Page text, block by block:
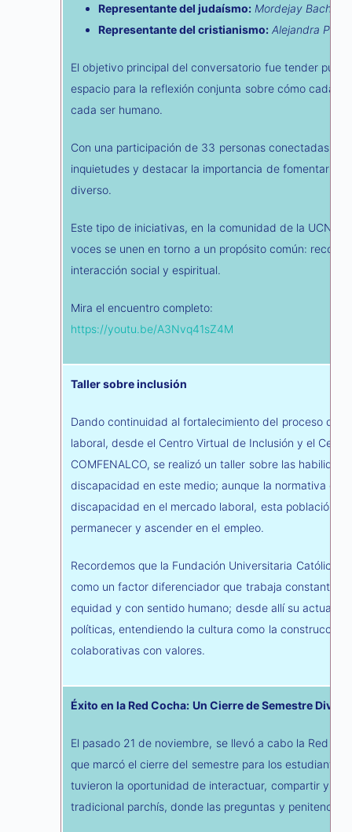
Representante del judaísmo: Mordejay Bach
Representante del cristianismo: Alejandra
El objetivo principal del conversatorio fue tender
espacio para la reflexión conjunta sobre cómo cada
cada ser humano.
Con una participación de 33 personas conectadas,
inquietudes y destacar la importancia de fomentar la
diverso.
Este tipo de iniciativas, en la comunidad de la UCN,
voces se unen en torno a un propósito común:
interacción social y espiritual.
Mira el encuentro completo:
https://youtu.be/A3Nvq41sZ4M
Taller sobre inclusión
Dando continuidad al fortalecimiento del proceso de
laboral, desde el Centro Virtual de Inclusión y el
COMFENALCO, se realizó un taller sobre las
discapacidad en este medio; aunque la normativa
discapacidad en el mercado laboral, esta población
permanecer y ascender en el empleo.
Recordemos que la Fundación Universitaria Católica
como un factor diferenciador que trabaja
equidad y con sentido humano; desde allí su actuar
políticas, entendiendo la cultura como la
colaborativas con valores.
Éxito en la Red Cocha: Un Cierre de Semestre
El pasado 21 de noviembre, se llevó a cabo la Red
que marcó el cierre del semestre para los
tuvieron la oportunidad de interactuar, compartir y
tradicional parchís, donde las preguntas y penitencias